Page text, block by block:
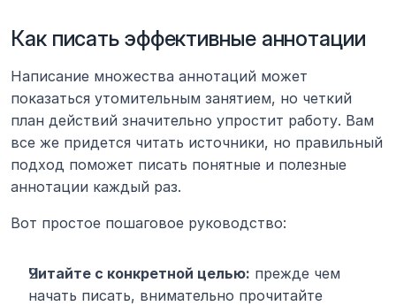
Как писать эффективные аннотации
Написание множества аннотаций может
показаться утомительным занятием, но четкий
план действий значительно упростит работу. Вам
все же придется читать источники, но правильный
подход поможет писать понятные и полезные
аннотации каждый раз.
Вот простое пошаговое руководство:
Читайте с конкретной целью: прежде чем
начать писать, внимательно прочитайте